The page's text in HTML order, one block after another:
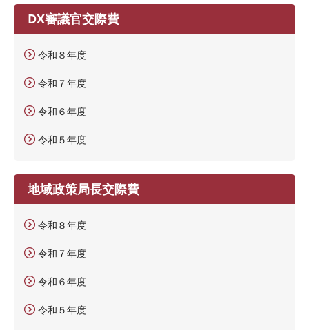
DX審議官交際費
令和８年度
令和７年度
令和６年度
令和５年度
地域政策局長交際費
令和８年度
令和７年度
令和６年度
令和５年度